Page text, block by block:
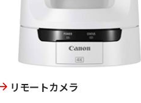
リモートカメラ